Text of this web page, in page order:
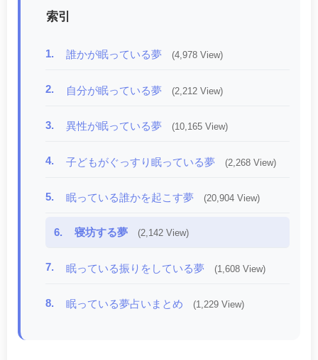
索引
1. 誰かが眠っている夢 (4,978 View)
2. 自分が眠っている夢 (2,212 View)
3. 異性が眠っている夢 (10,165 View)
4. 子どもがぐっすり眠っている夢 (2,268 View)
5. 眠っている誰かを起こす夢 (20,904 View)
6. 寝坊する夢 (2,142 View)
7. 眠っている振りをしている夢 (1,608 View)
8. 眠っている夢占いまとめ (1,229 View)